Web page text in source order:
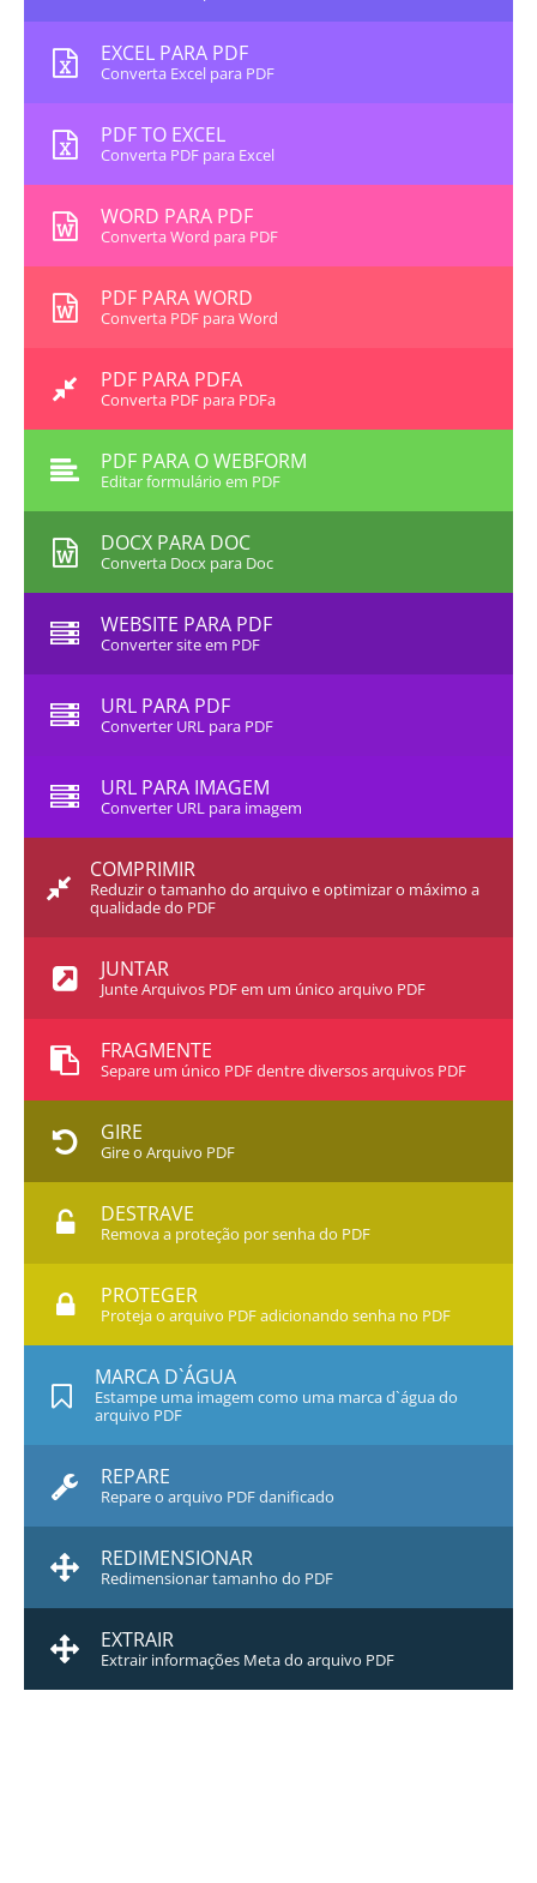
EXCEL PARA PDF
Converta Excel para PDF
PDF TO EXCEL
Converta PDF para Excel
WORD PARA PDF
Converta Word para PDF
PDF PARA WORD
Converta PDF para Word
PDF PARA PDFA
Converta PDF para PDFa
PDF PARA O WEBFORM
Editar formulário em PDF
DOCX PARA DOC
Converta Docx para Doc
WEBSITE PARA PDF
Converter site em PDF
URL PARA PDF
Converter URL para PDF
URL PARA IMAGEM
Converter URL para imagem
COMPRIMIR
Reduzir o tamanho do arquivo e optimizar o máximo a
qualidade do PDF
JUNTAR
Junte Arquivos PDF em um único arquivo PDF
FRAGMENTE
Separe um único PDF dentre diversos arquivos PDF
GIRE
Gire o Arquivo PDF
DESTRAVE
Remova a proteção por senha do PDF
PROTEGER
Proteja o arquivo PDF adicionando senha no PDF
MARCA D`ÁGUA
Estampe uma imagem como uma marca d`água do
arquivo PDF
REPARE
Repare o arquivo PDF danificado
REDIMENSIONAR
Redimensionar tamanho do PDF
EXTRAIR
Extrair informações Meta do arquivo PDF